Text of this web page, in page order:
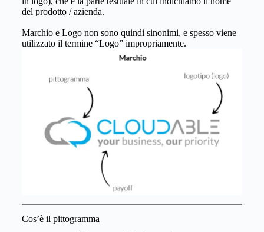
del prodotto / azienda.
Marchio e Logo non sono quindi sinonimi, e spesso viene
utilizzato il termine “Logo” impropriamente.
Cos’è il pittogramma